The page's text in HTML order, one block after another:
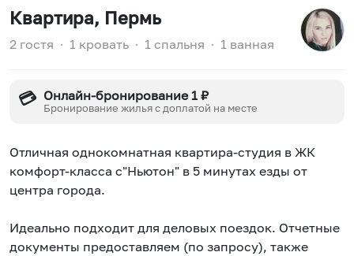
Квартира, Пермь
2 гостя ∙ 1 кровать ∙ 1 спальня ∙ 1 ванная
💳 Онлайн-бронирование 1 ₽
Бронирование жилья с доплатой на месте
Отличная однокомнатная квартира-студия в ЖК
комфорт-класса с"Ньютон" в 5 минутах езды от
центра города.
Идеально подходит для деловых поездок. Отчетные
документы предоставляем (по запросу), также